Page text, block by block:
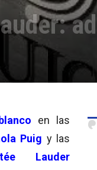
en las
Puig y las
Lauder